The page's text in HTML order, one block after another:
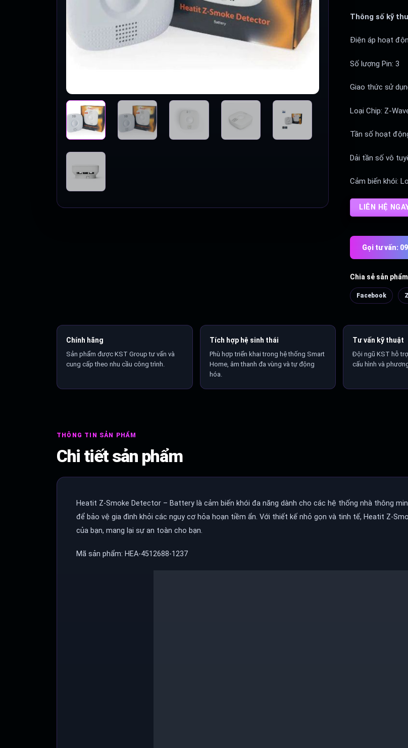
Thông số kỹ
Điện áp hoạt
Số lượng Pin: 3
Giao thức sử
Loại Chip: Z-
Tần số hoạt
Dải tần số vô
Cảm biến khói:
LIÊN HỆ
Gọi tư vấn:
Chia sẻ sản phẩm
Facebook
Chính hãng
Sản phẩm được KST Group tư vấn và
cung cấp theo nhu cầu công trình.
Tích hợp hệ sinh thái
Phù hợp triển khai trong hệ thống Smart
Home, âm thanh đa vùng và tự động
hóa.
Tư vấn kỹ thuật
Đội ngũ KST hỗ
cấu hình và
THÔNG TIN SẢN PHẨM
Chi tiết sản phẩm
Heatit Z-Smoke Detector – Battery là cảm biến khói đa năng dành cho các hệ thống nhà thông
để bảo vệ gia đình khỏi các nguy cơ hỏa hoạn tiềm ẩn. Với thiết kế nhỏ gọn và tinh tế, Heatit Z-
của bạn, mang lại sự an toàn cho bạn.
Mã sản phẩm: HEA-4512688-1237